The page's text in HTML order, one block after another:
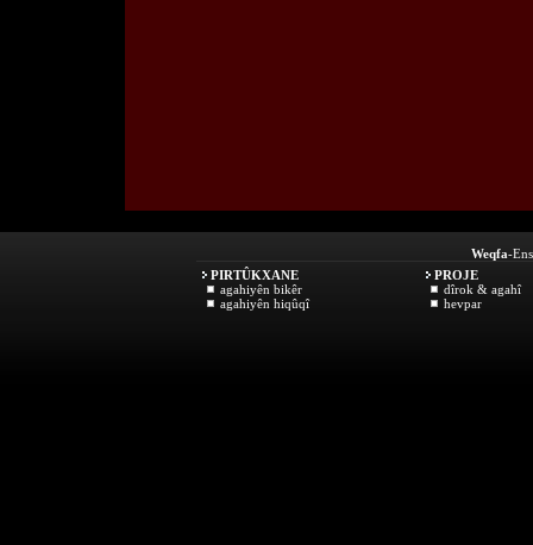
Weqfa-
PIRTÛKXANE
agahiyên bikêr
agahiyên hiqûqî
PROJE
dîrok & agahî
hevpar